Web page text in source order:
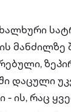
დაცული
- ის, რაც